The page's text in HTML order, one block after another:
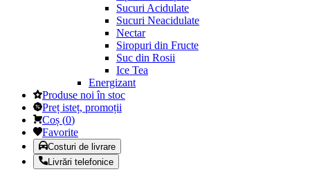
Sucuri Acidulate
Sucuri Neacidulate
Nectar
Siropuri din Fructe
Suc din Rosii
Ice Tea
Energizant
Produse noi în stoc
Preț isteț, promoții
Coș (0)
Favorite
Costuri de livrare
Livrări telefonice